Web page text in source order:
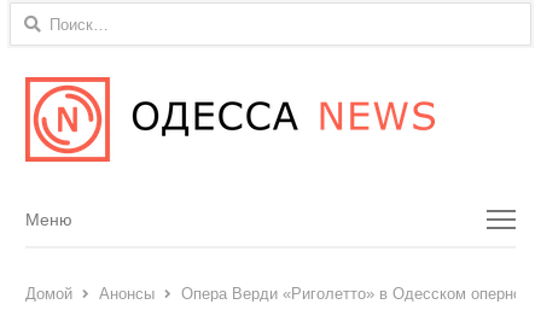
Найти:
Menu
Меню
Домой Анонсы Опера Верди «Риголетто» в Одесском оперном